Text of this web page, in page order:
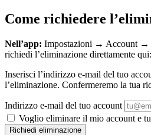
Come richiedere
Nell’app: Impostazioni → Account →
richiedi l’eliminazione direttamente qui:
Inserisci l’indirizzo e-mail del tuo
l’eliminazione. Confermeremo la tua
Indirizzo e-mail del tuo account
Voglio eliminare il mio account e
Richiedi eliminazione